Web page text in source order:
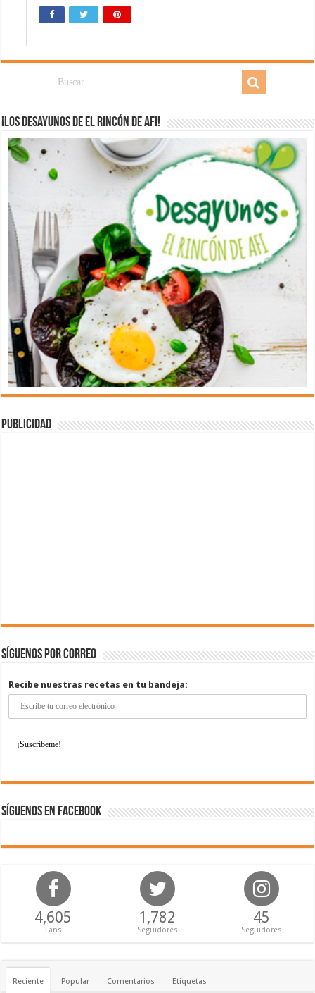
¡Los desayunos de El Rincón de Afi!
Publicidad
Síguenos por correo
Recibe nuestras recetas en tu bandeja:
Síguenos en Facebook
4,605
Fans
1,782
Seguidores
45
Seguidores
Reciente Popular Comentarios Etiquetas